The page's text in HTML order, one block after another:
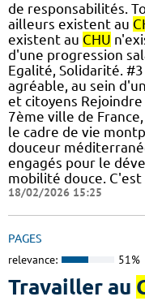
de responsabilités.
ailleurs existent au
existent au CHU
d'une progression
Egalité, Solidarité.
agréable, au sein
et citoyens
7ème ville de
le cadre de vie
douceur
engagés pour le
mobilité douce.
18/02/2026 15:25
PAGES
relevance: 51%
Travailler au